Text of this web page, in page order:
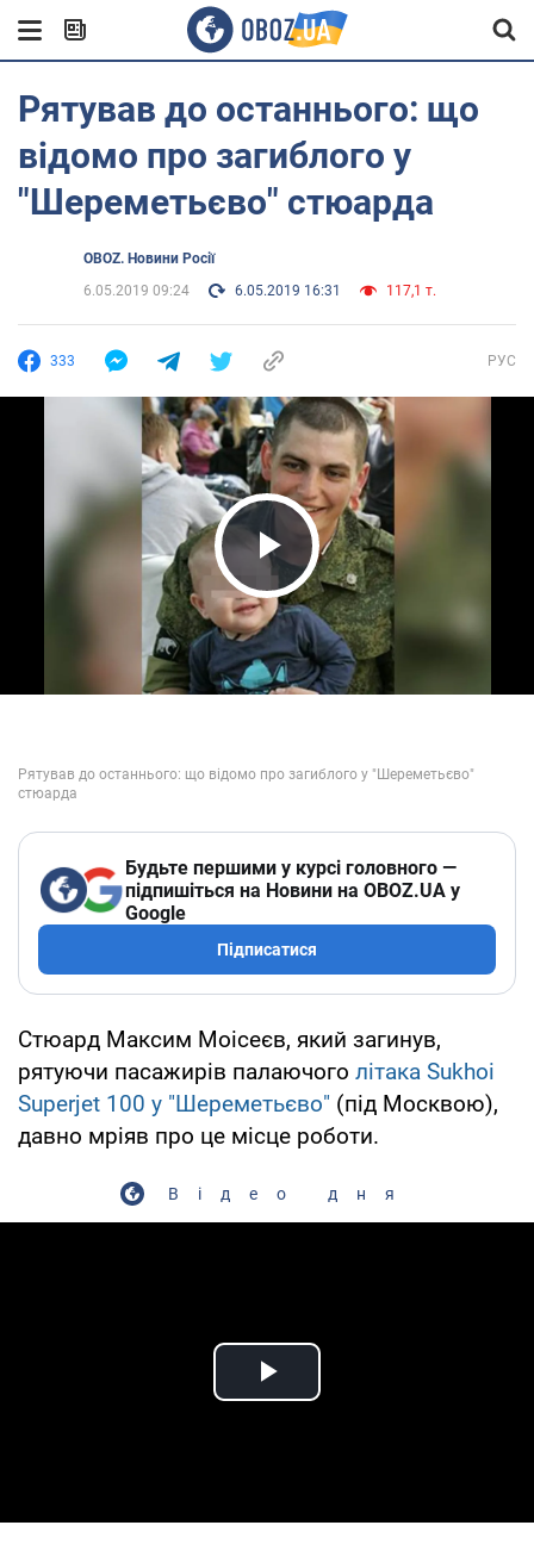
Рятував до останнього: що
відомо про загиблого у
"Шереметьєво" стюарда
OBOZ. Новини Росії
6.05.2019 09:24
6.05.2019 16:31 117,1 т.
333 РУС
Play Video
Будьте першими у курсі головного —
підпишіться на Новини на OBOZ.UA у
Google
Підписатися
Стюард Максим Моісеєв, який загинув,
рятуючи пасажирів палаючого літака Sukhoi
Superjet 100 у "Шереметьєво" (під Москвою),
давно мріяв про це місце роботи.
Відео дня
Play Video